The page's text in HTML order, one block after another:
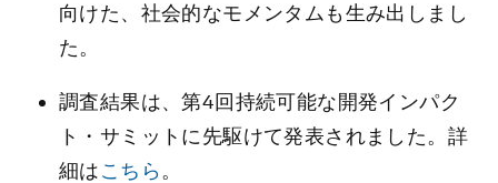
向けた、社会的なモメンタムも生み出しまし
た。
調査結果は、第4回持続可能な開発インパク
ト・サミットに先駆けて発表されました。詳
細はこちら。